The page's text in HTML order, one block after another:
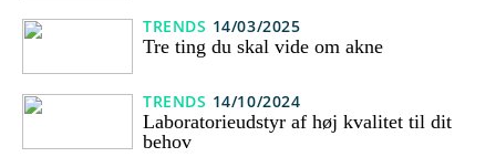
TRENDS 14/03/2025
Tre ting du skal vide om akne
TRENDS 14/10/2024
Laboratorieudstyr af høj kvalitet til dit
behov